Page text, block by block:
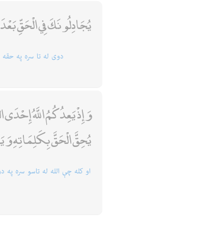
يُجَادِلُونَكَ فِي الْحَقِّ
دوى له تا سره په
وَإِذْ يَعِدُكُمُ اللَّهُ
يُحِقَّ الْحَقَّ بِكَلِمَاتِهِ
او كله چې الله له تاسو سره